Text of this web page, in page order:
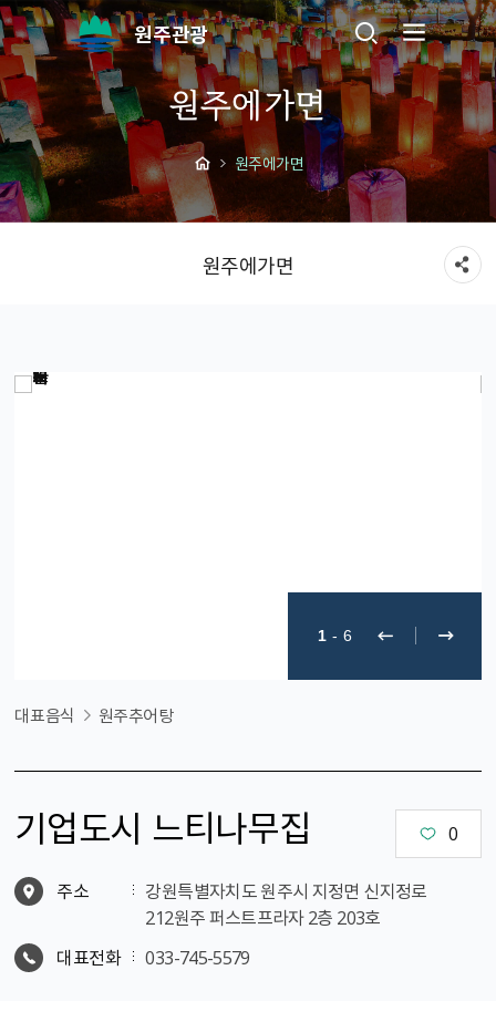
원주관광
원주에가면
원주에가면
원주에가면
1 - 6
대표음식 원주추어탕
기업도시 느티나무집 0
주소
강원특별자치도 원주시 지정면 신지정로
212원주 퍼스트프라자 2층 203호
대표전화
033-745-5579